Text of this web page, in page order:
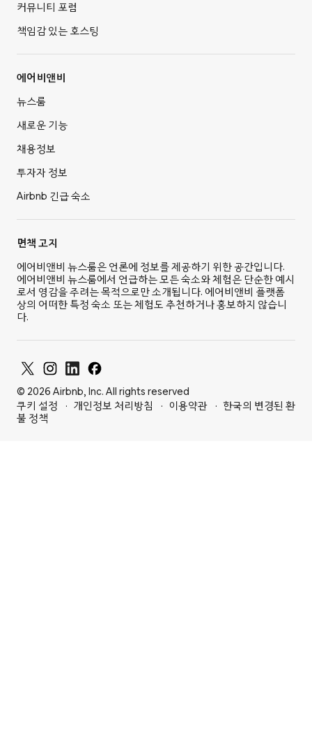
커뮤니티 포럼
책임감 있는 호스팅
에어비앤비
뉴스룸
새로운 기능
채용정보
투자자 정보
Airbnb 긴급 숙소
면책 고지
에어비앤비 뉴스룸은 언론에 정보를 제공하기 위한 공간입니다.
에어비앤비 뉴스룸에서 언급하는 모든 숙소와 체험은 단순한 예시
로서 영감을 주려는 목적으로만 소개됩니다. 에어비앤비 플랫폼
상의 어떠한 특정 숙소 또는 체험도 추천하거나 홍보하지 않습니
다.
© 2026 Airbnb, Inc. All rights reserved
쿠키 설정
개인정보 처리방침 이용약관
한국의 변경된 환
불 정책